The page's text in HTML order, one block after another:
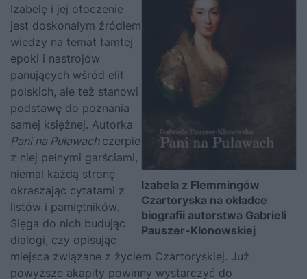
Izabela z Flemmingów
Czartoryska na okładce
biografii autorstwa Gabrieli
Pauszer-Klonowskiej
Izabelę i jej otoczenie
jest doskonałym źródłem
wiedzy na temat tamtej
epoki i nastrojów
panujących wśród elit
polskich, ale też stanowi
podstawę do poznania
samej księżnej. Autorka
Pani na Puławach czerpie
z niej pełnymi garściami,
niemal każdą stronę
okraszając cytatami z
listów i pamiętników.
Sięga do nich budując
dialogi, czy opisując
miejsca związane z życiem Czartoryskiej. Już
powyższe akapity powinny wystarczyć do